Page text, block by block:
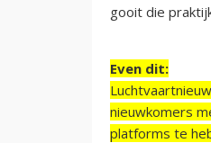
gooit die
Even dit:
nieuwkomers
platforms te